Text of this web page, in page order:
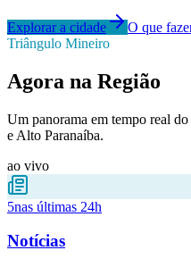
Explorar a cidade
O que
Triângulo Mineiro
Agora na Região
Um panorama em tempo real
e Alto Paranaíba.
ao vivo
5nas últimas 24h
Notícias